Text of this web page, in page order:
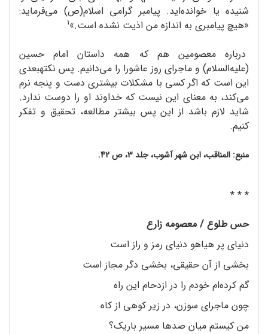
شنیده یا خوانده‌اید. پیامبر گرامی اسلام(ص) می‌فرماید:
«هیچ پیامبری به اندازه من اذیت نشده است.»1
درباره معصومین هم که همه داستان امام حسین
(علیه‌السلام) و ماجرای روز عاشورا را می‌دانیم. پس نکتهبعدی
این است که اگر کسی با مشکلات بیشتری دست و پنجه نرم
می‌کند، به معنای این نیست که خداوند او را دوست ندارد.
شاید لازم باشد از این پس بیشتر مطالعه، تحقیق و تفکر
کنیم.
منبع: المناقب، ابن شهر آشوب، جلد 3، ص 42.
* * *
حس طلوع / معصومه زارع
دنیای پر هیاهو دنیای رمز و راز است
بخشی از آن حقیقی، بخشی دگر مجاز است
گم کرده‌ام خودم را در ازدحام این راه
چون ماجرای سوزن، در زیر کوهی از کاه
من کیستم میان صدها مسیر باریک؟